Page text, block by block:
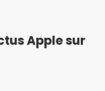
Apple sur